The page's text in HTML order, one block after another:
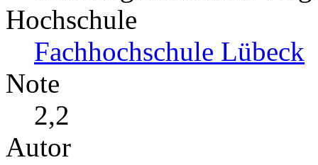
Hochschule
Fachhochschule Lübeck
Note
2,2
Autor